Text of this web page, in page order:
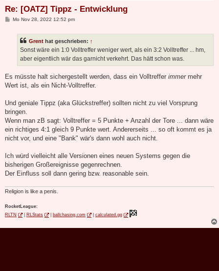
Re: [OATZ] Tippz - Entwicklung
BMo Nov 28, 2022 12:52 pm
Grent hat geschrieben: ↑
Sonst wäre ein 1:0 Volltreffer weniger wert, als ein 3:2 Volltreffer ... hm,
aber eigentlich wär das garnicht verkehrt. Das hätt schon was.
Es müsste halt sichergestellt werden, dass ein Volltreffer immermehr
Wert ist, als ein Nicht-Volltreffer.
Und geniale Tippz (aka Glückstreffer) sollten nicht zu viel Vorsprung
bringen.
Wenn man zB sagt: Volltreffer = 5 Punkte + Anzahl der Tore ... dann wäre
ein richtiges 4:1 gleich 9 Punkte wert. Andererseits ... so oft kommt es ja
nicht vor, und eine "Bank" wär's dann wohl auch nicht.
Ich würd vielleicht alle Versionen eines neuen Systems gegen die
bisherigen Großereignisse gegenrechnen.
Der Einfluss soll dann gering bzw. reasonable sein.
Religion is like a penis.
RocketLeague:
RLTN
| RLStats | ballchasing.com | calculated.gg